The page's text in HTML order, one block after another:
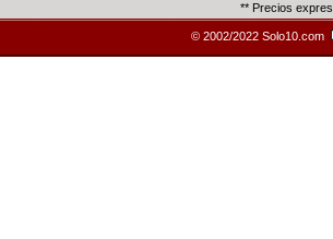
** Precios
© 2002/2022 Solo10.com